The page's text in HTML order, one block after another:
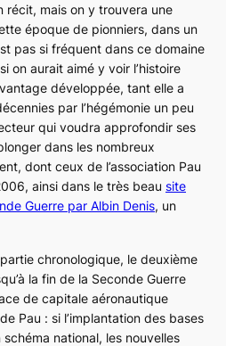
récit, mais on y trouvera une
époque de pionniers, dans un
pas si fréquent dans ce domaine
on aurait aimé y voir l’histoire
développée, tant elle a
par l’hégémonie un peu
qui voudra approfondir ses
dans les nombreux
dont ceux de l’association Pau
ainsi dans le très beau site
Guerre par Albin Denis, un
chronologique, le deuxième
la fin de la Seconde Guerre
de capitale aéronautique
Pau : si l’implantation des bases
national, les nouvelles